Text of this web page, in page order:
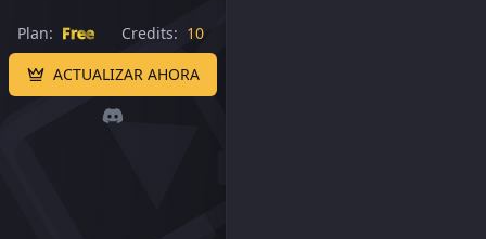
Plan: Free Credits: 10
ACTUALIZAR AHORA